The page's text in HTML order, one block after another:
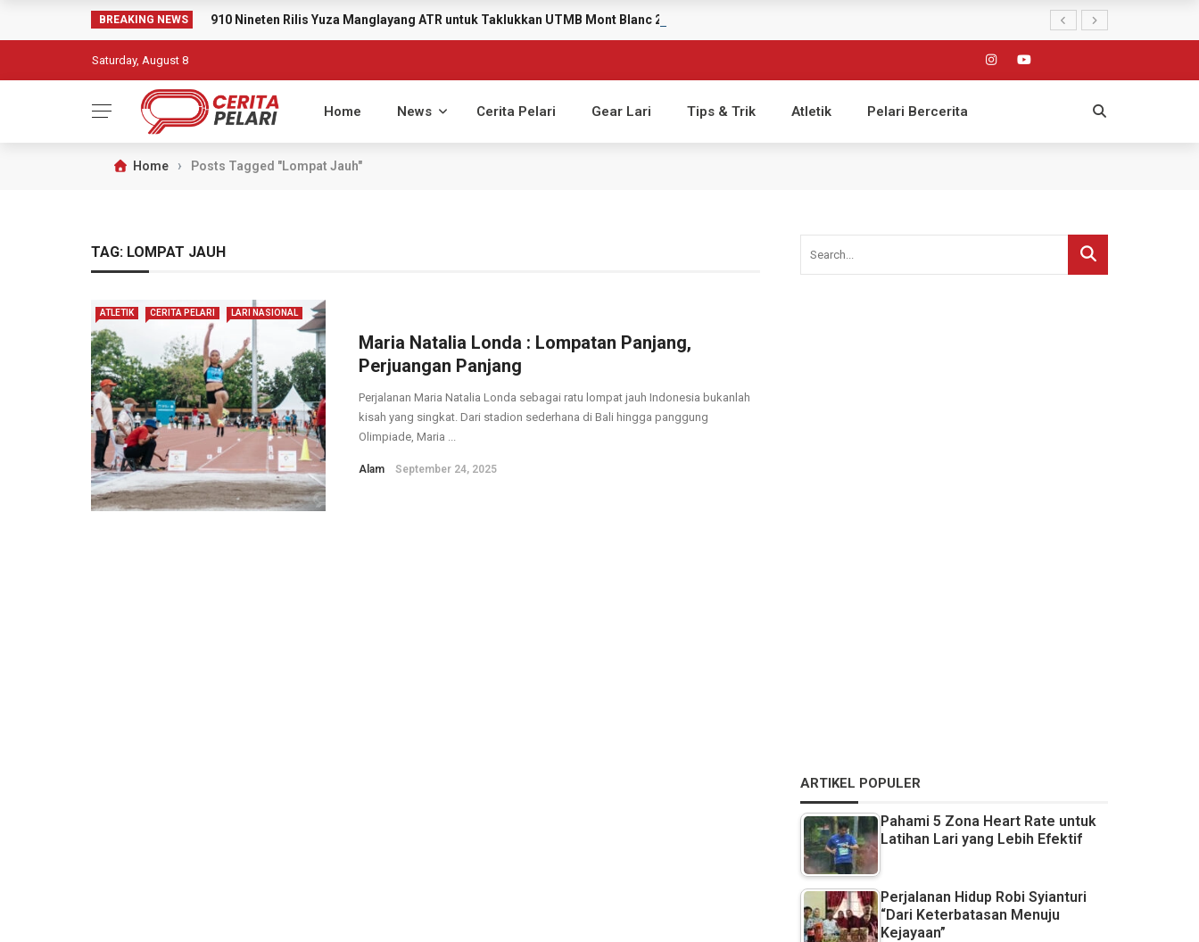
BREAKING NEWS 910 Nineten Rilis Yuza Manglayang ATR untuk Taklukkan UTMB Mont Blanc 2026
Saturday, August 8
Home News Cerita Pelari Gear Lari Tips & Trik Atletik Pelari Bercerita
Home › Posts Tagged "Lompat Jauh"
TAG: LOMPAT JAUH
ATLETIK CERITA PELARI LARI NASIONAL
Maria Natalia Londa : Lompatan Panjang,
Perjuangan Panjang
Perjalanan Maria Natalia Londa sebagai ratu lompat jauh Indonesia bukanlah
kisah yang singkat. Dari stadion sederhana di Bali hingga panggung
Olimpiade, Maria ...
Alam September 24, 2025
ARTIKEL POPULER
Pahami 5 Zona Heart Rate untuk
Latihan Lari yang Lebih Efektif
Perjalanan Hidup Robi Syianturi
“Dari Keterbatasan Menuju
Kejayaan”